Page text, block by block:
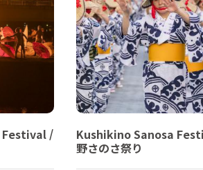
/
Kushikino Sanosa
野さのさ祭り